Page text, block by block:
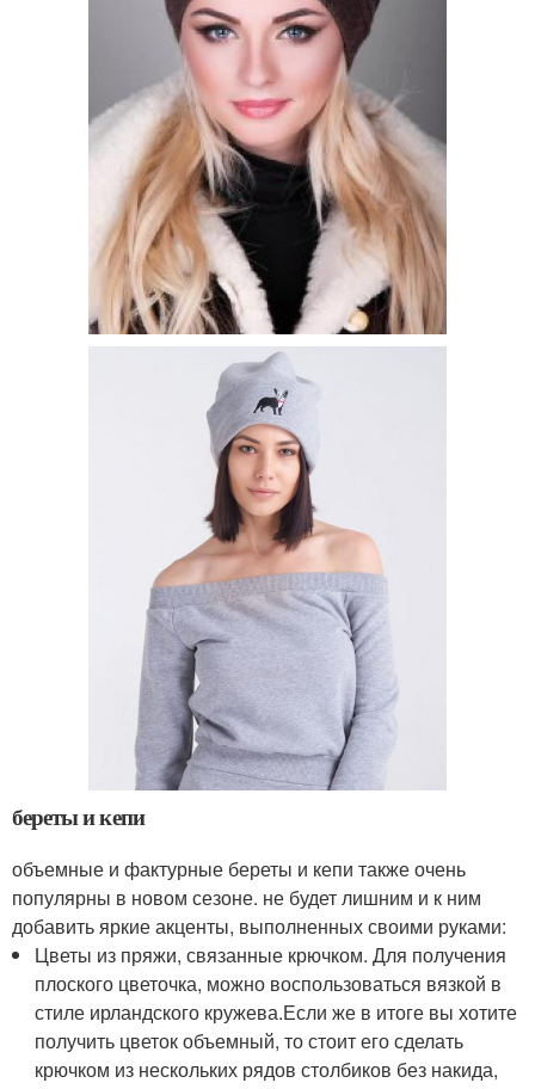
береты и кепи
объемные и фактурные береты и кепи также очень
популярны в новом сезоне. не будет лишним и к ним
добавить яркие акценты, выполненных своими руками:
Цветы из пряжи, связанные крючком. Для получения
плоского цветочка, можно воспользоваться вязкой в
стиле ирландского кружева.Если же в итоге вы хотите
получить цветок объемный, то стоит его сделать
крючком из нескольких рядов столбиков без накида,